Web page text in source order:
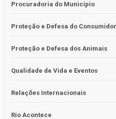
Procuradoria do Município
Proteção e Defesa do Consumidor
Proteção e Defesa dos Animais
Qualidade de Vida e Eventos
Relações Internacionais
Rio Acontece